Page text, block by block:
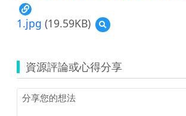
1.jpg (19.59KB)
預
覽
資源評論或心得分享